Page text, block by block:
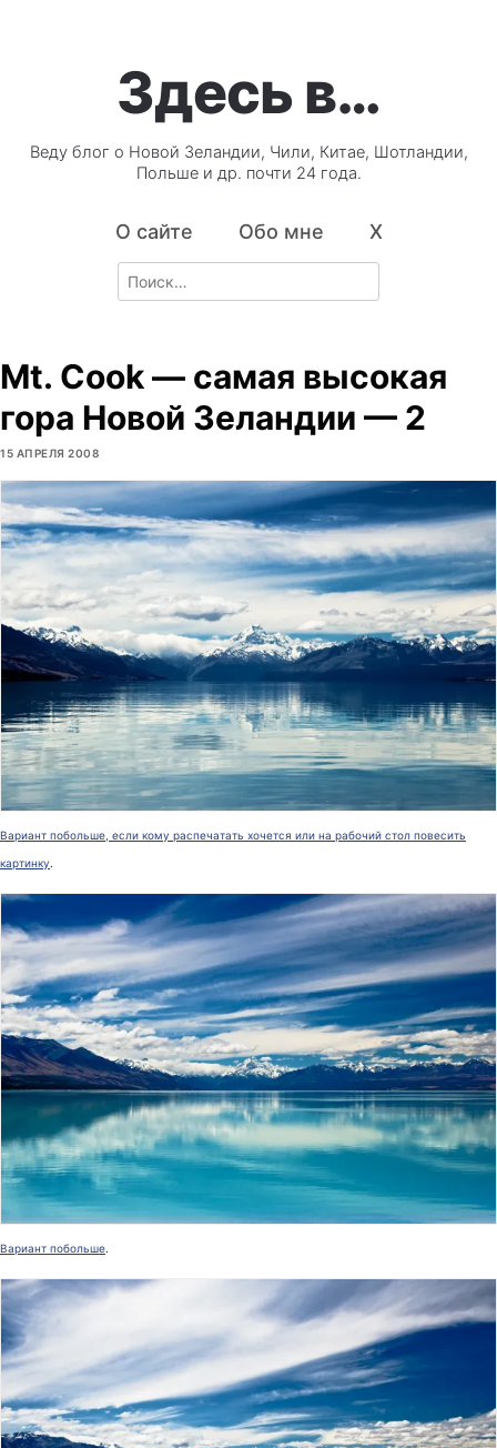
Здесь в…
Веду блог о Новой Зеландии, Чили, Китае, Шотландии,
Польше и др. почти 24 года.
О сайте Обо мне X
Search
for:
Mt. Cook — самая высокая
гора Новой Зеландии — 2
15 АПРЕЛЯ 2008
Вариант побольше, если кому распечатать хочется или на рабочий стол повесить
картинку.
Вариант побольше.